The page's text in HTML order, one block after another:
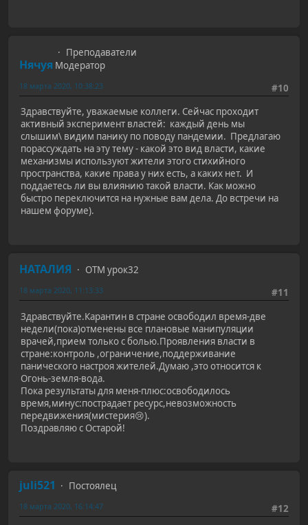
Нячуя
Преподаватели
Модератор
#10
18 марта 2020, 10:38:23
Здравствуйте, уважаемые коллеги. Сейчас проходит
активный эксперимент властей: каждый день мы
слышим\ видим панику по поводу пандемии. Предлагаю
порассуждать на эту тему - какой это вид власти, какие
механизмы используют жители этого стихийного
пространства, какие права у них есть, а каких нет. И
поддаетесь ли вы влиянию такой власти. Как можно
быстро переключится на нужные вам дела. До встречи на
нашем форуме).
НАТАЛИЯ
ОТМ урок32
#11
18 марта 2020, 11:13:33
Здравствуйте.Карантин в стране освободил время-две
недели(пока)отменены все плановые манипуляции
врачей,прием только с болью.Проявления власти в
стране:контроль ,ограничение,поддерживание
панического настроя жителей.Думаю ,это относится к
Огонь-земля-вода.
Пока результаты для меня-плюс:освободилось
время,минус:пострадает ресурс,невозможность
передвижения(мистерия😢).
Поздравляю с Остарой!
juli521
Постоялец
#12
18 марта 2020, 16:14:47